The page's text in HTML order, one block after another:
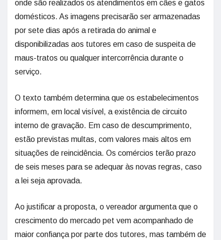
onde são realizados os atendimentos em cães e gatos
domésticos. As imagens precisarão ser armazenadas
por sete dias após a retirada do animal e
disponibilizadas aos tutores em caso de suspeita de
maus-tratos ou qualquer intercorrência durante o
serviço.
O texto também determina que os estabelecimentos
informem, em local visível, a existência de circuito
interno de gravação. Em caso de descumprimento,
estão previstas multas, com valores mais altos em
situações de reincidência. Os comércios terão prazo
de seis meses para se adequar às novas regras, caso
a lei seja aprovada.
Ao justificar a proposta, o vereador argumenta que o
crescimento do mercado pet vem acompanhado de
maior confiança por parte dos tutores, mas também de